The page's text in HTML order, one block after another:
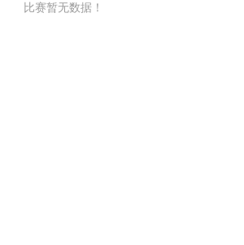
比赛暂无数据！